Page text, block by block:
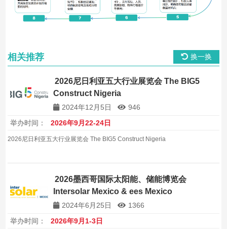
相关推荐 换一换
2026尼日利亚五大行业展览会 The BIG5
Construct Nigeria
2024年12月5日
946
举办时间：
2026年9月22-24日
2026尼日利亚五大行业展览会 The BIG5 Construct Nigeria
2026墨西哥国际太阳能、储能博览会
Intersolar Mexico & ees Mexico
2024年6月25日
1366
举办时间：
2026年9月1-3日